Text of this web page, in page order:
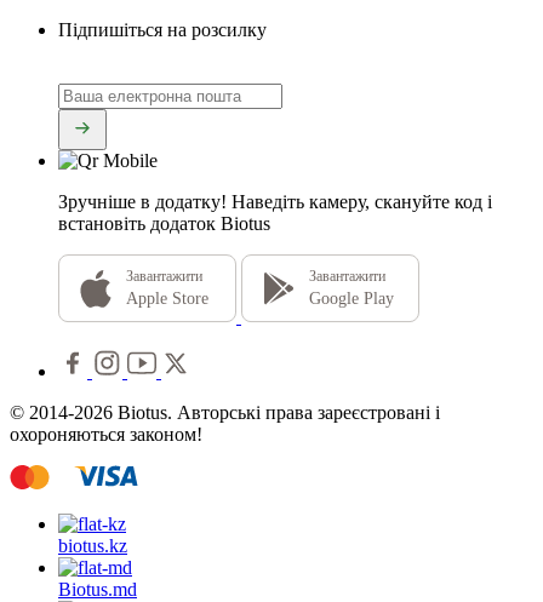
Підпишіться на розсилку
Зручніше в додатку! Наведіть камеру, скануйте код і
встановіть додаток Biotus
Завантажити
Apple Store
Завантажити
Google Play
© 2014-2026 Biotus. Авторські права зареєстровані і
охороняються законом!
biotus.kz
Biotus.md